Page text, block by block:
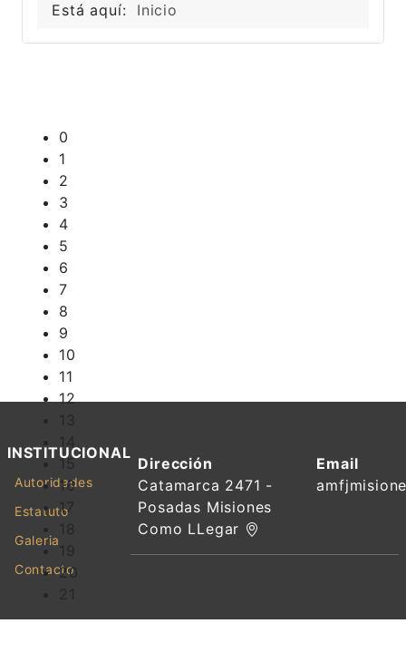
0
1
2
3
4
5
6
7
8
9
10
11
12
13
14
15
16
17
18
19
20
21
Está aquí: Inicio
INSTITUCIONAL
Autoridades
Estatuto
Galeria
Contacto
Dirección
Email
Catamarca 2471 -
Posadas Misiones
Como LLegar